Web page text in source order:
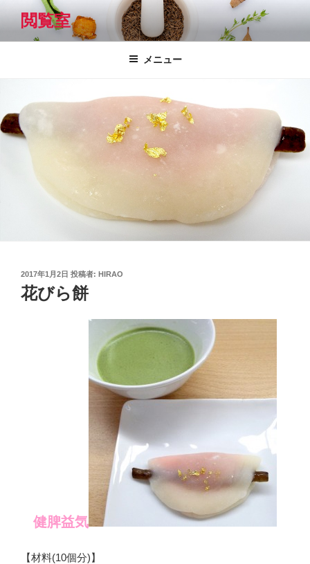
テ
キ
ッ
閲覧室
メニュー
投
稿
日:
2017年1月2日 投稿者: HIRAO
花びら餅
健脾益気
【材料(10個分)】